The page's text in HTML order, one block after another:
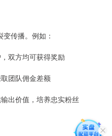
传播。例如：
双方均可获得奖励
团队佣金差额
出价值，培养忠实粉丝